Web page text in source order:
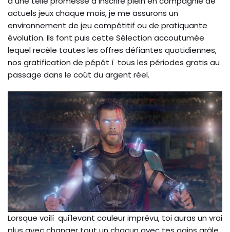
actuels jeux chaque mois, je me assurons un
environnement de jeu compétitif ou de pratiquante
évolution. Ils font puis cette Sélection accoutumée
lequel recèle toutes les offres défiantes quotidiennes,
nos gratification de pépôt í tous les périodes gratis au
passage dans le coût du argent réel.
Lorsque voilí qui'levant couleur imprévu, toi auras un vrai